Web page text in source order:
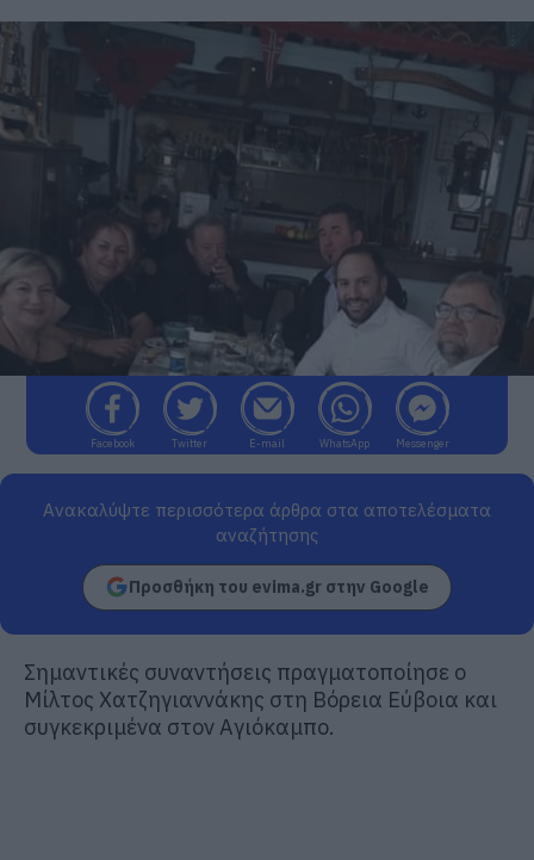
Facebook Twitter E-mail WhatsApp Messenger
Ανακαλύψτε περισσότερα άρθρα στα αποτελέσματα
αναζήτησης
Προσθήκη του evima.gr στην Google
Σημαντικές συναντήσεις πραγματοποίησε ο
Μίλτος Χατζηγιαννάκης στη Βόρεια Εύβοια και
συγκεκριμένα στον Αγιόκαμπο.